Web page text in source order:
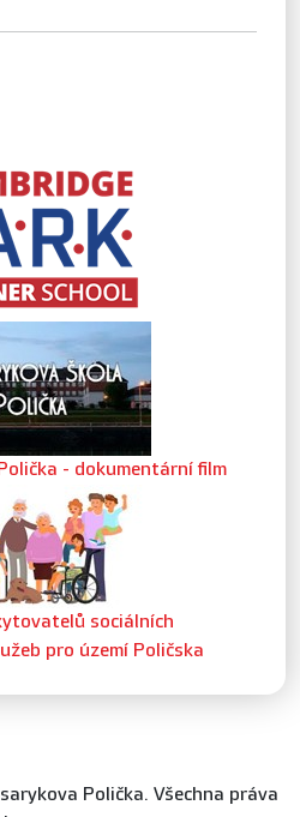
- dokumentární film
sociálních
pro území Poličska
Polička. Všechna práva